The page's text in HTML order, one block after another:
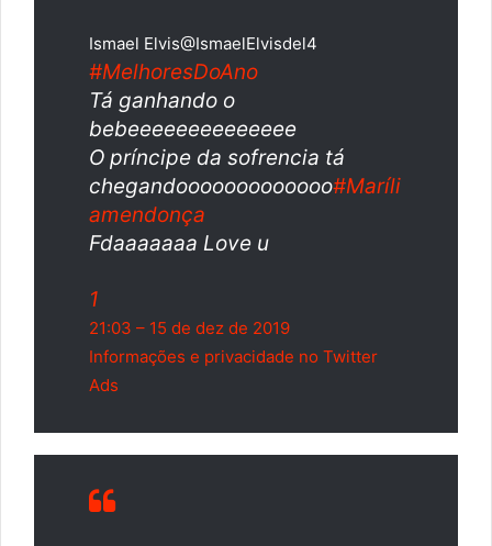
Ismael Elvis@IsmaelElvisdel4
#MelhoresDoAno
Tá ganhando o
bebeeeeeeeeeeeeee
O príncipe da sofrencia tá
chegandooooooooooooo#Maríli
amendonça
Fdaaaaaaa Love u
1
21:03 – 15 de dez de 2019
Informações e privacidade no Twitter
Ads